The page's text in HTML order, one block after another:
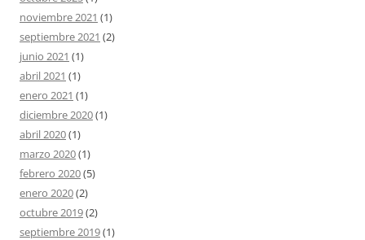
noviembre 2021 (1)
septiembre 2021 (2)
junio 2021 (1)
abril 2021 (1)
enero 2021 (1)
diciembre 2020(1)
abril 2020(1)
marzo 2020(1)
febrero 2020(5)
enero 2020(2)
octubre 2019(2)
septiembre 2019(1)